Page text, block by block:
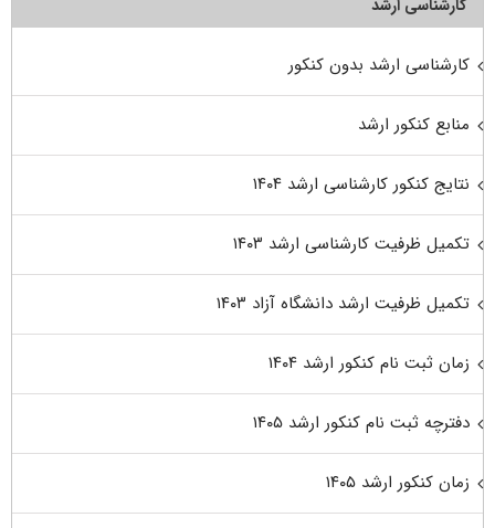
کارشناسی ارشد
کارشناسی ارشد بدون کنکور
منابع کنکور ارشد
نتایج کنکور کارشناسی ارشد ۱۴۰۴
تکمیل ظرفیت کارشناسی ارشد ۱۴۰۳
تکمیل ظرفیت ارشد دانشگاه آزاد ۱۴۰۳
زمان ثبت نام کنکور ارشد ۱۴۰۴
دفترچه ثبت نام کنکور ارشد ۱۴۰۵
زمان کنکور ارشد ۱۴۰۵